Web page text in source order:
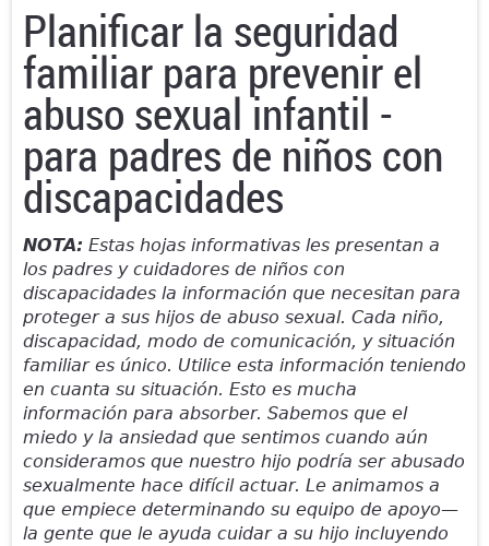
Planificar la seguridad
familiar para prevenir el
abuso sexual infantil -
para padres de niños con
discapacidades
NOTA: Estas hojas informativas les presentan a
los padres y cuidadores de niños con
discapacidades la información que necesitan para
proteger a sus hijos de abuso sexual. Cada niño,
discapacidad, modo de comunicación, y situación
familiar es único. Utilice esta información teniendo
en cuanta su situación. Esto es mucha
información para absorber. Sabemos que el
miedo y la ansiedad que sentimos cuando aún
consideramos que nuestro hijo podría ser abusado
sexualmente hace difícil actuar. Le animamos a
que empiece determinando su equipo de apoyo—
la gente que le ayuda cuidar a su hijo incluyendo